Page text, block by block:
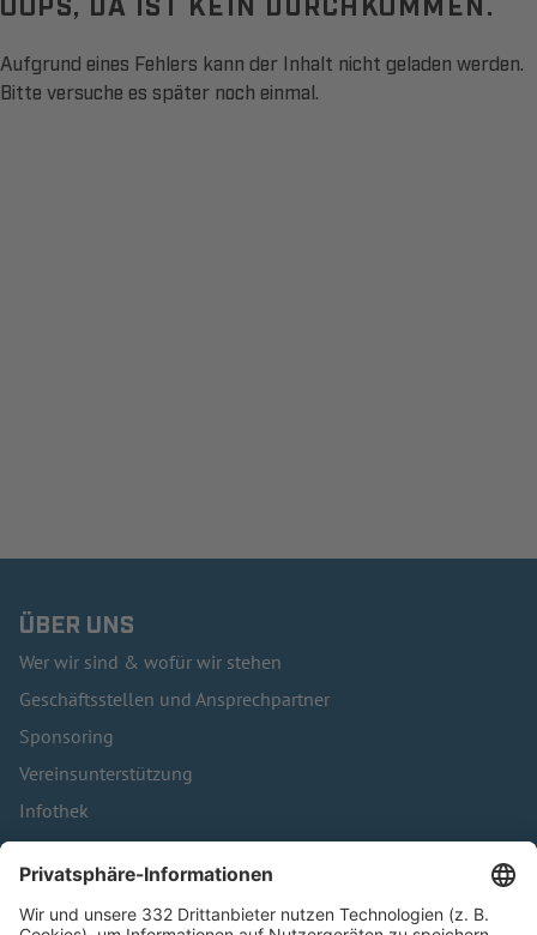
Aufgrund eines Fehlers kann der Inhalt nicht geladen werden.
Bitte versuche es später noch einmal.
ÜBER UNS
Wer wir sind & wofür wir stehen
Geschäftsstellen und Ansprechpartner
Sponsoring
Vereinsunterstützung
Infothek
Kontakt
HÄUFIG BESUCHTE SEITEN